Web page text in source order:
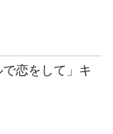
恋をして」キ